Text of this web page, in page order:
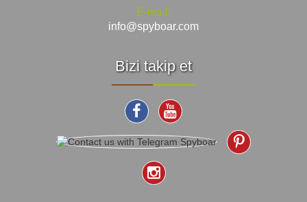
E-mail:
info@spyboar.com
Bizi takip et